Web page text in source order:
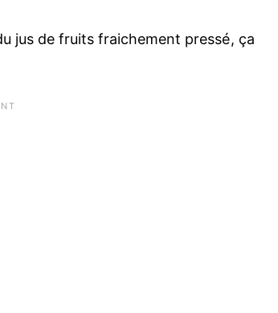
jus de fruits fraichement pressé, ça